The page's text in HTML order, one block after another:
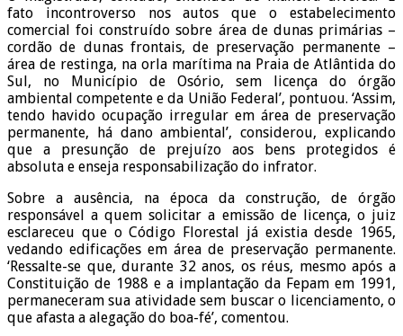
fato incontroverso nos autos que o estabelecimento
comercial foi construído sobre área de dunas primárias –
cordão de dunas frontais, de preservação permanente –
área de restinga, na orla marítima na Praia de Atlântida do
Sul, no Município de Osório, sem licença do órgão
ambiental competente e da União Federal’, pontuou. ‘Assim,
tendo havido ocupação irregular em área de preservação
permanente, há dano ambiental’, considerou, explicando
que a presunção de prejuízo aos bens protegidos é
absoluta e enseja responsabilização do infrator.
Sobre a ausência, na época da construção, de órgão
responsável a quem solicitar a emissão de licença, o juiz
esclareceu que o Código Florestal já existia desde 1965,
vedando edificações em área de preservação permanente.
‘Ressalte-se que, durante 32 anos, os réus, mesmo após a
Constituição de 1988 e a implantação da Fepam em 1991,
permaneceram sua atividade sem buscar o licenciamento, o
que afasta a alegação do boa-fé’, comentou.